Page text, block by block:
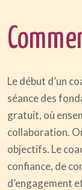
Le début d’un
séance des
gratuit, où
collaboration.
objectifs. Le
confiance, de
d’engagement